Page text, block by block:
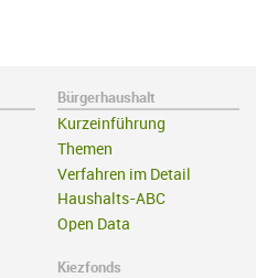
Bürgerhaushalt
Kurzeinführung
Themen
Verfahren im Detail
Haushalts-ABC
Open Data
Kiezfonds